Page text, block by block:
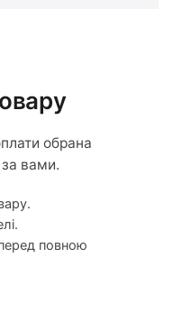
обрана
вами.
повною